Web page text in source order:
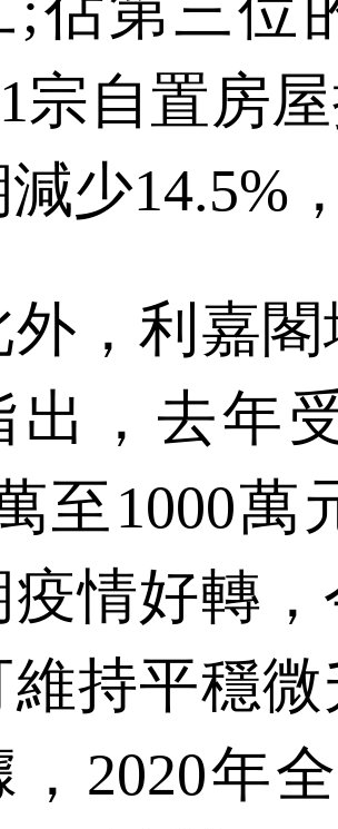
宗自置房
減少14.5%
，利嘉閣
出，去年
至1000
疫情好轉
維持平穩
，2020年